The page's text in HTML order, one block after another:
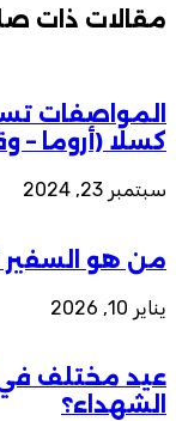
مقالات ذات
المواصفات
كسلا (أروما
سبتمبر 23, 2024
من هو السفير
يناير 10, 2026
عيد مختلف في
الشهداء؟